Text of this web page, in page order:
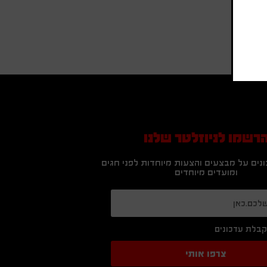
לניוזלטר שלנו
על מבצעים והצעות מיוחדות לפני חגים
ומועדים מיוחדים
עדכונים
צרפו אותי